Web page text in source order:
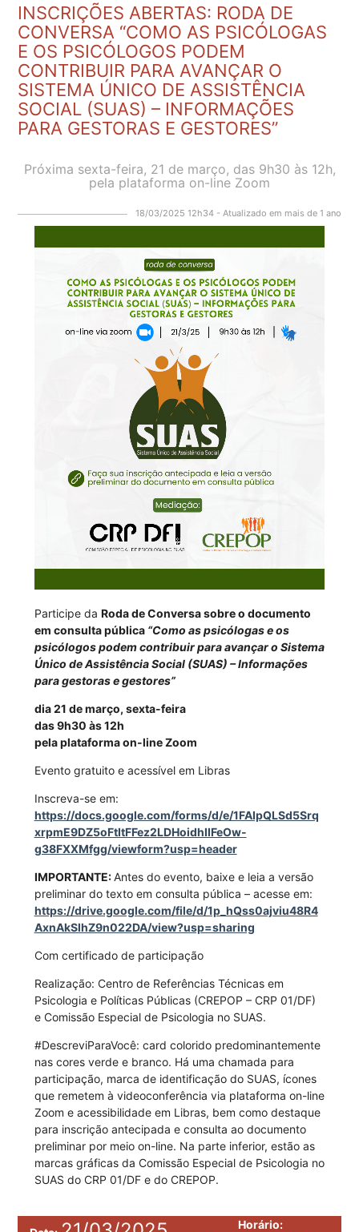
INSCRIÇÕES ABERTAS: RODA DE
CONVERSA “COMO AS PSICÓLOGAS
E OS PSICÓLOGOS PODEM
CONTRIBUIR PARA AVANÇAR O
SISTEMA ÚNICO DE ASSISTÊNCIA
SOCIAL (SUAS) – INFORMAÇÕES
PARA GESTORAS E GESTORES”
Próxima sexta-feira, 21 de março, das 9h30 às 12h,
pela plataforma on-line Zoom
18/03/2025 12h34 - Atualizado em mais de 1 ano
Participe da Roda de Conversa sobre o documento
em consulta pública “Como as psicólogas e os
psicólogos podem contribuir para avançar o Sistema
Único de Assistência Social (SUAS) – Informações
para gestoras e gestores”
dia 21 de março, sexta-feira
das 9h30 às 12h
pela plataforma on-line Zoom
Evento gratuito e acessível em Libras
Inscreva-se em:
https://docs.google.com/forms/d/e/1FAIpQLSd5Srq
xrpmE9DZ5oFtItFFez2LDHoidhIIFeOw-
g38FXXMfgg/viewform?usp=header
IMPORTANTE:Antes do evento, baixe e leia a versão
preliminar do texto em consulta pública – acesse em:
https://drive.google.com/file/d/1p_hQss0ajviu48R4
AxnAkSlhZ9n022DA/view?usp=sharing
Com certificado de participação
Realização: Centro de Referências Técnicas em
Psicologia e Políticas Públicas (CREPOP – CRP 01/DF)
e Comissão Especial de Psicologia no SUAS.
#DescreviParaVocê: card colorido predominantemente
nas cores verde e branco. Há uma chamada para
participação, marca de identificação do SUAS, ícones
que remetem à videoconferência via plataforma on-line
Zoom e acessibilidade em Libras, bem como destaque
para inscrição antecipada e consulta ao documento
preliminar por meio on-line. Na parte inferior, estão as
marcas gráficas da Comissão Especial de Psicologia no
SUAS do CRP 01/DF e do CREPOP.
Horário: